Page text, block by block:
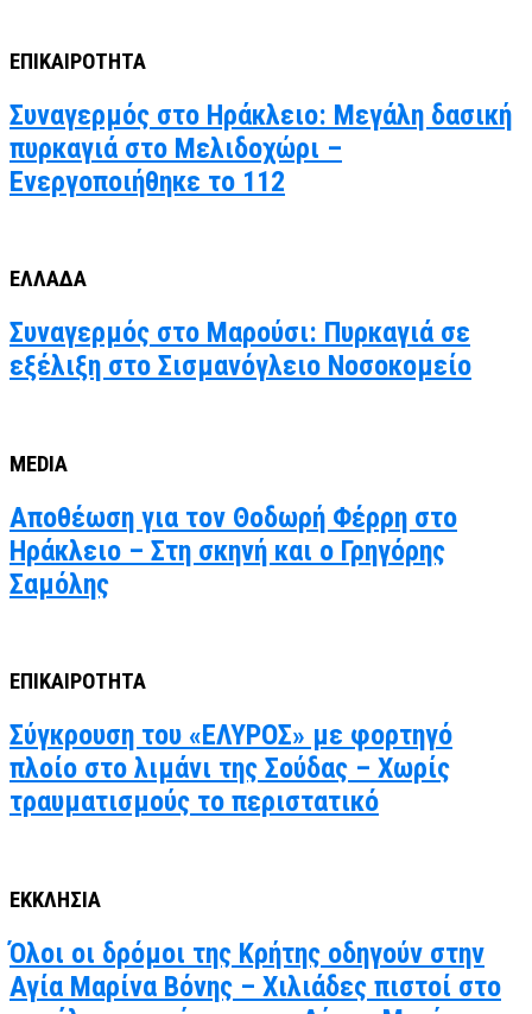
ΕΠΙΚΑΙΡΟΤΗΤΑ
Συναγερμός στο Ηράκλειο: Μεγάλη δασική
πυρκαγιά στο Μελιδοχώρι –
Ενεργοποιήθηκε το 112
ΕΛΛΑΔΑ
Συναγερμός στο Μαρούσι: Πυρκαγιά σε
εξέλιξη στο Σισμανόγλειο Νοσοκομείο
MEDIA
Αποθέωση για τον Θοδωρή Φέρρη στο
Ηράκλειο – Στη σκηνή και ο Γρηγόρης
Σαμόλης
ΕΠΙΚΑΙΡΟΤΗΤΑ
Σύγκρουση του «ΕΛΥΡΟΣ» με φορτηγό
πλοίο στο λιμάνι της Σούδας – Χωρίς
τραυματισμούς το περιστατικό
ΕΚΚΛΗΣΙΑ
Όλοι οι δρόμοι της Κρήτης οδηγούν στην
Αγία Μαρίνα Βόνης – Χιλιάδες πιστοί στο